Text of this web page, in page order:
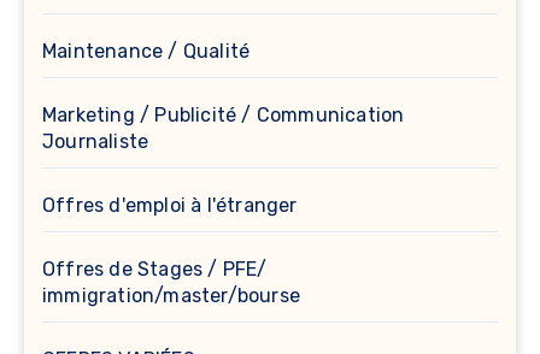
Maintenance / Qualité
Marketing / Publicité / Communication
Journaliste
Offres d'emploi à l'étranger
Offres de Stages / PFE/
immigration/master/bourse